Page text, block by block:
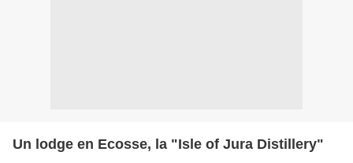
Un lodge en Ecosse, la "Isle of Jura Distillery"